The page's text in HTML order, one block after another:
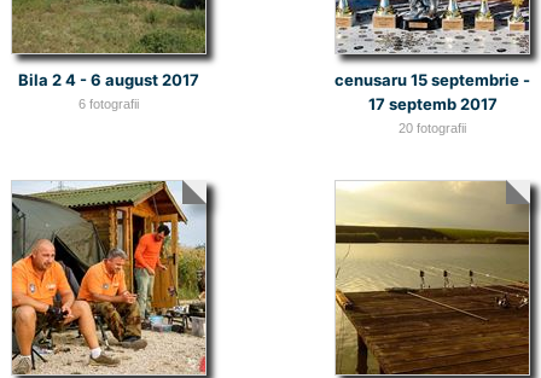
Bila 2 4 - 6 august 2017
6 fotografii
cenusaru 15 septembrie -
17 septemb 2017
20 fotografii